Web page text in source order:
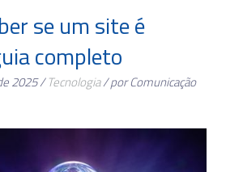
se um site é
completo
2025 /Tecnologia/ por Comunicação